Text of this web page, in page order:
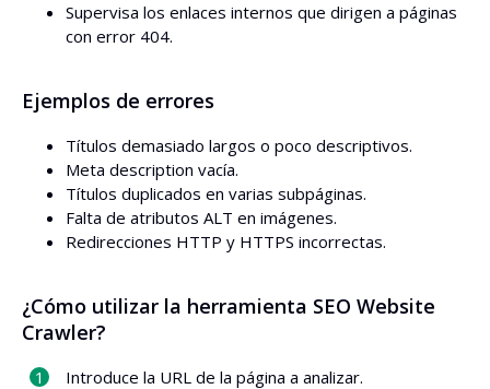
Supervisa los enlaces internos que dirigen a páginas
con error 404.
Ejemplos de errores
Títulos demasiado largos o poco descriptivos.
Meta description vacía.
Títulos duplicados en varias subpáginas.
Falta de atributos ALT en imágenes.
Redirecciones HTTP y HTTPS incorrectas.
¿Cómo utilizar la herramienta SEO Website
Crawler?
Introduce la URL de la página a analizar.